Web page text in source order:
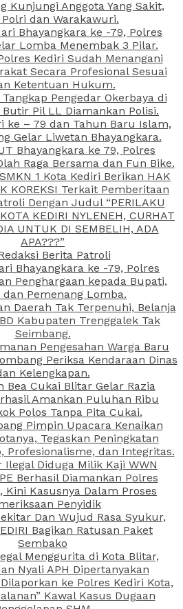
Kunjungi Anggota Yang Sakit,
dan Warakawuri.
Bhayangkara ke -79, Polres
Lomba Menembak 3 Pilar.
Kediri Sudah Menangani
Secara Profesional Sesuai
Ketentuan Hukum.
Pengedar Okerbaya di
Pil LL Diamankan Polisi.
ke – 79 dan Tahun Baru Islam,
Gelar Liwetan Bhayangkara.
Bhayangkara ke 79, Polres
Raga Bersama dan Fun Bike.
1 Kota Kediri Berikan HAK
KOREKSI Terkait Pemberitaan
Dengan Judul “PERILAKU
KEDIRI NYLENEH, CURHAT
UNTUK DI SEMBELIH, ADA
APA???”
Berita Patroli
Bhayangkara ke -79, Polres
Penghargaan kepada Bupati,
dan Pemenang Lomba.
Daerah Tak Terpenuhi, Belanja
Kabupaten Trenggalek Tak
Seimbang.
Pengesahan Warga Baru
Periksa Kendaraan Dinas
Kelengkapan.
Bea Cukai Blitar Gelar Razia
Amankan Puluhan Ribu
Polos Tanpa Pita Cukai.
Pimpin Upacara Kenaikan
Tegaskan Peningkatan
Profesionalisme, dan Integritas.
Ilegal Diduga Milik Kaji WWN
Berhasil Diamankan Polres
Kini Kasusnya Dalam Proses
Penyidik
Dan Wujud Rasa Syukur,
Bagikan Ratusan Paket
Sembako
Menggurita di Kota Blitar,
Nyali APH Dipertanyakan
ke Polres Kediri Kota,
Kawal Kasus Dugaan